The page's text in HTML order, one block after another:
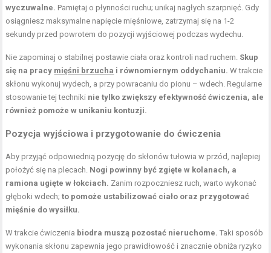
wyczuwalne. Pamiętaj o płynności ruchu; unikaj nagłych szarpnięć. Gdy
osiągniesz maksymalne napięcie mięśniowe, zatrzymaj się na 1-2
sekundy przed powrotem do pozycji wyjściowej podczas wydechu.
Nie zapominaj o stabilnej postawie ciała oraz kontroli nad ruchem. Skup
się na pracy mięśni brzucha i równomiernym oddychaniu. W trakcie
skłonu wykonuj wydech, a przy powracaniu do pionu – wdech. Regularne
stosowanie tej techniki nie tylko zwiększy efektywność ćwiczenia, ale
również pomoże w unikaniu kontuzji.
Pozycja wyjściowa i przygotowanie do ćwiczenia
Aby przyjąć odpowiednią pozycję do skłonów tułowia w przód, najlepiej
położyć się na plecach. Nogi powinny być zgięte w kolanach, a
ramiona ugięte w łokciach. Zanim rozpoczniesz ruch, warto wykonać
głęboki wdech;to pomoże ustabilizować ciało oraz przygotować
mięśnie do wysiłku.
W trakcie ćwiczenia biodra muszą pozostać nieruchome. Taki sposób
wykonania skłonu zapewnia jego prawidłowość i znacznie obniża ryzyko